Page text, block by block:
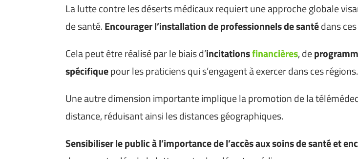
La lutte contre les déserts médicaux requiert une approche globale
de santé.Encourager l’installation de professionnels de santédans
Cela peut être réalisé par le biais d’incitationsfinancières, de
spécifiquepour les praticiens qui s’engagent à exercer dans ces régions.
Une autre dimension importante implique la promotion de la
distance, réduisant ainsi les distances géographiques.
Sensibiliser le public à l’importance de l’accès aux soins de santé et